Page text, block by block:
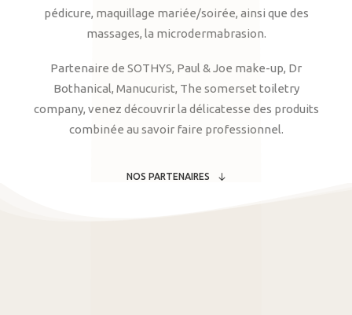
pédicure, maquillage mariée/soirée, ainsi que des
massages, la microdermabrasion.
Partenaire de SOTHYS, Paul & Joe make-up, Dr
Bothanical, Manucurist, The somerset toiletry
company, venez découvrir la délicatesse des produits
combinée au savoir faire professionnel.
NOS PARTENAIRES